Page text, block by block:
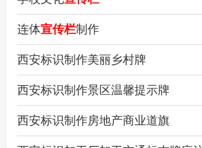
连体宣传栏制作
西安标识制作美丽乡村牌
西安标识制作景区温馨提示牌
西安标识制作房地产商业道旗